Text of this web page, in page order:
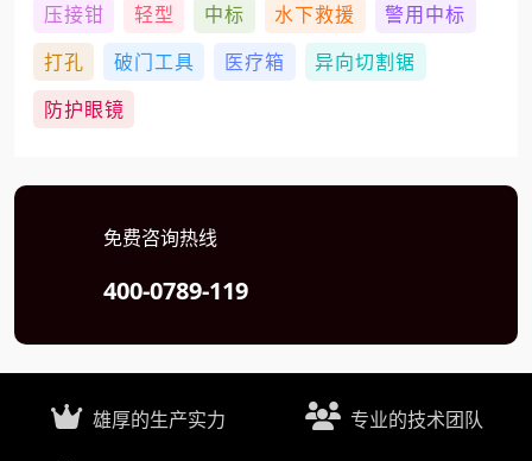
压接钳 轻型 中标 水下救援
警用中标
打孔
破门工具 医疗箱
异向切割锯
防护眼镜
免费咨询热线
400-0789-119
雄厚的生产实力 专业的技术团队